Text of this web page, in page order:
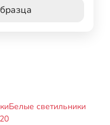
Белые светильники